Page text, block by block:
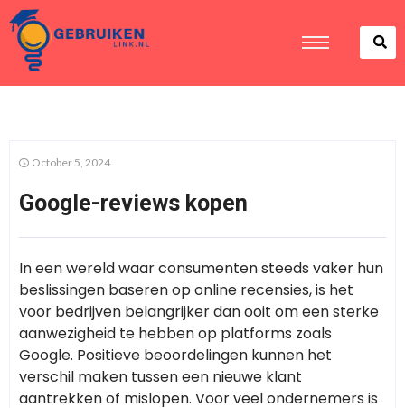
October 5, 2024
Google-reviews kopen
In een wereld waar consumenten steeds vaker hun
beslissingen baseren op online recensies, is het
voor bedrijven belangrijker dan ooit om een sterke
aanwezigheid te hebben op platforms zoals
Google. Positieve beoordelingen kunnen het
verschil maken tussen een nieuwe klant
aantrekken of mislopen. Voor veel ondernemers is